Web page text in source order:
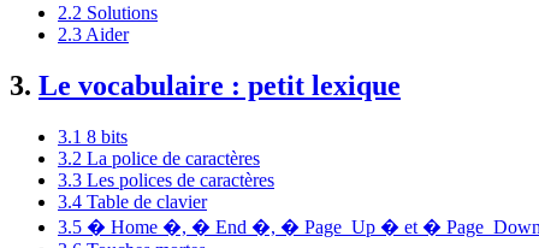
2.2 Solutions
2.3 Aider
3. Le vocabulaire : petit lexique
3.1 8 bits
3.2 La police de caractères
3.3 Les polices de caractères
3.4 Table de clavier
3.5 � Home �, � End �, � Page_Up � et �